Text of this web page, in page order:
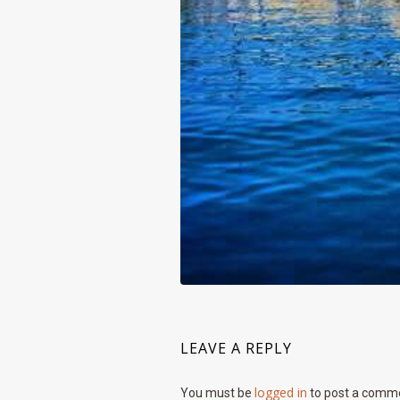
LEAVE A REPLY
You must be logged in to post a